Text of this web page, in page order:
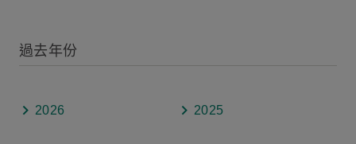
過去年份
2026 2025